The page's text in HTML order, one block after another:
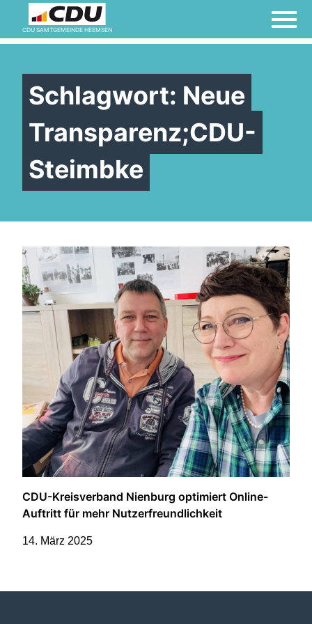
CDU SAMTGEMEINDE HEEMSEN
Willkommen bei der
Schlagwort: Neue
Transparenz;CDU-
Steimbke
CDU-Kreisverband Nienburg optimiert Online-
Auftritt für mehr Nutzerfreundlichkeit
14. März 2025